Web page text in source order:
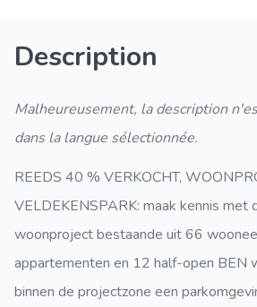
Description
Malheureusement, la description
dans la langue sélectionnée.
REEDS 40 % VERKOCHT,
VELDEKENSPARK: maak kennis met
woonproject bestaande uit 66
appartementen en 12 half-open BEN
binnen de projectzone een